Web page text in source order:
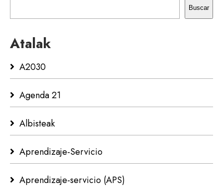
Buscar
Atalak
A2030
Agenda 21
Albisteak
Aprendizaje-Servicio
Aprendizaje-servicio (APS)